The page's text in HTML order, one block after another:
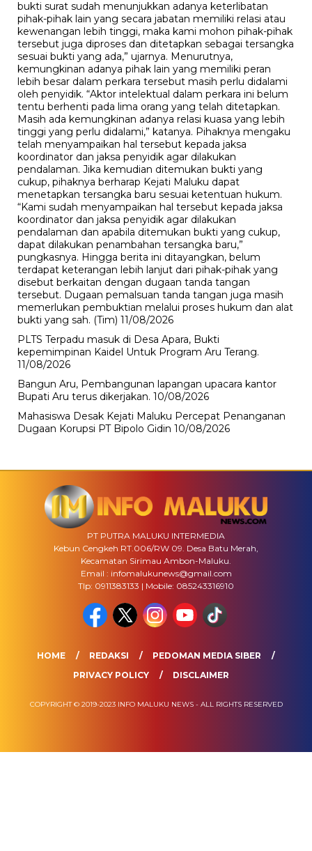
bukti surat sudah menunjukkan adanya keterlibatan
pihak-pihak lain yang secara jabatan memiliki relasi atau
kewenangan lebih tinggi, maka kami mohon pihak-pihak
tersebut juga diproses dan ditetapkan sebagai tersangka
sesuai bukti yang ada,” ujarnya. Menurutnya,
kemungkinan adanya pihak lain yang memiliki peran
lebih besar dalam perkara tersebut masih perlu didalami
oleh penyidik. “Aktor intelektual dalam perkara ini belum
tentu berhenti pada lima orang yang telah ditetapkan.
Masih ada kemungkinan adanya relasi kuasa yang lebih
tinggi yang perlu didalami,” katanya. Pihaknya mengaku
telah menyampaikan hal tersebut kepada jaksa
koordinator dan jaksa penyidik agar dilakukan
pendalaman. Jika kemudian ditemukan bukti yang
cukup, pihaknya berharap Kejati Maluku dapat
menetapkan tersangka baru sesuai ketentuan hukum.
“Kami sudah menyampaikan hal tersebut kepada jaksa
koordinator dan jaksa penyidik agar dilakukan
pendalaman dan apabila ditemukan bukti yang cukup,
dapat dilakukan penambahan tersangka baru,”
pungkasnya. Hingga berita ini ditayangkan, belum
terdapat keterangan lebih lanjut dari pihak-pihak yang
disebut berkaitan dengan dugaan tanda tangan
tersebut. Dugaan pemalsuan tanda tangan juga masih
memerlukan pembuktian melalui proses hukum dan alat
bukti yang sah. (Tim) 11/08/2026
PLTS Terpadu masuk di Desa Apara, Bukti
kepemimpinan Kaidel Untuk Program Aru Terang.
11/08/2026
Bangun Aru, Pembangunan lapangan upacara kantor
Bupati Aru terus dikerjakan. 10/08/2026
Mahasiswa Desak Kejati Maluku Percepat Penanganan
Dugaan Korupsi PT Bipolo Gidin 10/08/2026
PT PUTRA MALUKU INTERMEDIA
Kebun Cengkeh RT.006/RW 09. Desa Batu Merah,
Kecamatan Sirimau Ambon-Maluku.
Email : infomalukunews@gmail.com
Tlp: 0911383133 | Mobile: 085243316910
HOME REDAKSI
PEDOMAN MEDIA SIBER
PRIVACY POLICY
DISCLAIMER
COPYRIGHT © 2019-2023 INFO MALUKU NEWS - ALL RIGHTS RESERVED